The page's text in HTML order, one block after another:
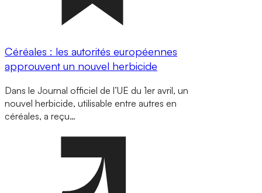
Céréales : les autorités européennes
approuvent un nouvel herbicide
Dans le Journal officiel de l’UE du 1er avril, un
nouvel herbicide, utilisable entre autres en
céréales, a reçu…